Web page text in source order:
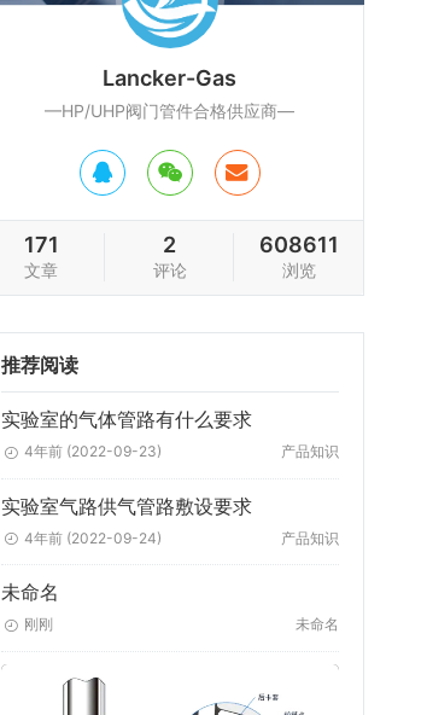
Lancker-Gas
—HP/UHP阀门管件合格供应商—
171
文章
2
评论
608611
浏览
推荐阅读
实验室的气体管路有什么要求
4年前(2022-09-23) 产品知识
实验室气路供气管路敷设要求
4年前(2022-09-24) 产品知识
未命名
刚刚 未命名